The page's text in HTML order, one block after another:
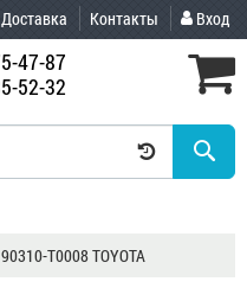
Доставка Контакты Вход
47-87
52-32
90310-T0008 TOYOTA